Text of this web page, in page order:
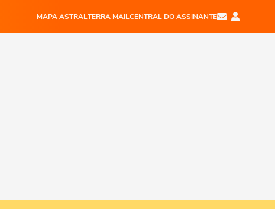
MAPA ASTRALTERRA MAILCENTRAL DO ASSINANTE